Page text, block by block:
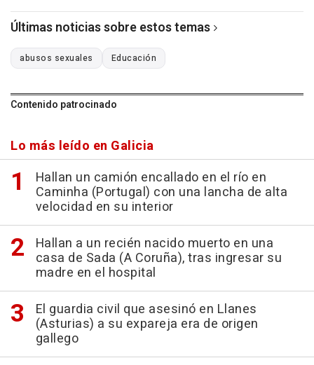
Últimas noticias sobre estos temas
abusos sexuales Educación
Contenido patrocinado
Lo más leído en Galicia
Hallan un camión encallado en el río en
Caminha (Portugal) con una lancha de alta
velocidad en su interior
Hallan a un recién nacido muerto en una
casa de Sada (A Coruña), tras ingresar su
madre en el hospital
El guardia civil que asesinó en Llanes
(Asturias) a su expareja era de origen
gallego